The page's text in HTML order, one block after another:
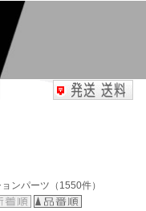
ンパーツ（1550件）